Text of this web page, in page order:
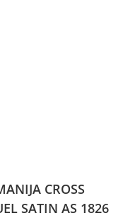
CROSS
SATIN AS 1826